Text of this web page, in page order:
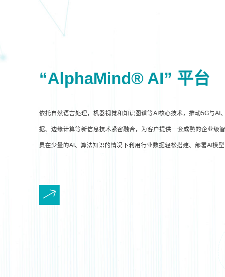
“AlphaMind® AI” 平台
依托自然语言处理，机器视觉和知识图谱等AI核心技术，推动5G与AI
据、边缘计算等新信息技术紧密融合，为客户提供一套成熟的企业级
员在少量的AI、算法知识的情况下利用行业数据轻松搭建、部署AI模型